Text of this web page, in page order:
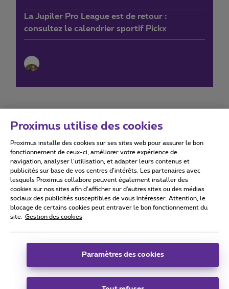
La Jupiler Pro League est de retour :
consultez le calendrier sportif Pickx
Conditions d'utilisation Accessibility statement
Tous droits réservés. © 2026 Proximus
Conditions générales, info consommateur
Coordonnées de l’entreprise
Boulevard du Roi Albert II 27 - B-1030 Bruxelles.
Proximus utilise des cookies
Proximus installe des cookies sur ses sites web pour assurer le bon
fonctionnement de ceux-ci, améliorer votre expérience de
navigation, analyser l’utilisation, et adapter leurs contenus et
publicités sur base de vos centres d’intérêts. Les partenaires avec
lesquels Proximus collabore peuvent également installer des
cookies sur nos sites afin d’afficher sur d'autres sites ou des médias
sociaux des publicités susceptibles de vous intéresser. Attention, le
blocage de certains cookies peut entraver le bon fonctionnement du
site.
Gestion des cookies
Paramètres des cookies